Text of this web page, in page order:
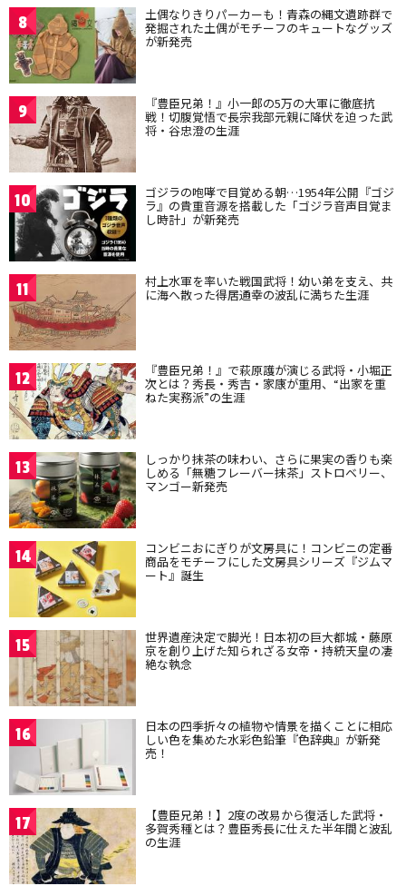
8 土偶なりきりパーカーも！青森の縄文遺跡群で
発掘された土偶がモチーフのキュートなグッズ
が新発売
9 『豊臣兄弟！』小一郎の5万の大軍に徹底抗
戦！切腹覚悟で長宗我部元親に降伏を迫った武
将・谷忠澄の生涯
10 ゴジラの咆哮で目覚める朝…1954年公開『ゴジ
ラ』の貴重音源を搭載した「ゴジラ音声目覚ま
し時計」が新発売
11 村上水軍を率いた戦国武将！幼い弟を支え、共
に海へ散った得居通幸の波乱に満ちた生涯
12 『豊臣兄弟！』で萩原護が演じる武将・小堀正
次とは？秀長・秀吉・家康が重用、“出家を重
ねた実務派”の生涯
13 しっかり抹茶の味わい、さらに果実の香りも楽
しめる「無糖フレーバー抹茶」ストロベリー、
マンゴー新発売
14 コンビニおにぎりが文房具に！コンビニの定番
商品をモチーフにした文房具シリーズ『ジムマ
ート』誕生
15 世界遺産決定で脚光！日本初の巨大都城・藤原
京を創り上げた知られざる女帝・持統天皇の凄
絶な執念
16 日本の四季折々の植物や情景を描くことに相応
しい色を集めた水彩色鉛筆『色辞典』が新発
売！
17 【豊臣兄弟！】2度の改易から復活した武将・
多賀秀種とは？豊臣秀長に仕えた半年間と波乱
の生涯